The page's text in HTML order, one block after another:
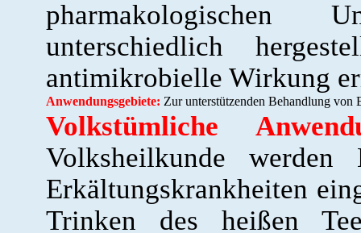
pharmakologischen
unterschiedlich
antimikrobielle Wirkung
Anwendungsgebiete: Zur unterstützenden Behandlung von
Volkstümliche
Volksheilkunde
Erkältungskrankheiten
Trinken des heißen